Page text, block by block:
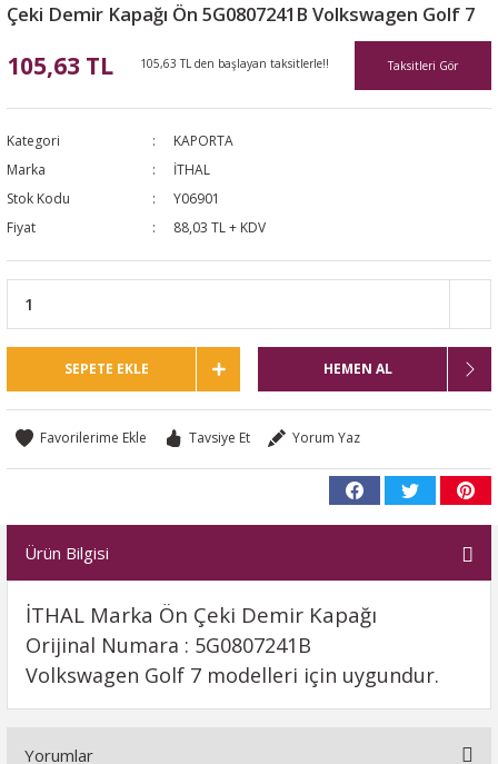
Çeki Demir Kapağı Ön 5G0807241B Volkswagen Golf 7
105,63 TL 105,63 TL den başlayan taksitlerle!! Taksitleri Gör
Kategori
KAPORTA
Marka
İTHAL
Stok Kodu
Y06901
Fiyat
88,03 TL + KDV
SEPETE EKLE HEMEN AL
Tavsiye Et Yorum Yaz
Ürün Bilgisi
İTHAL Marka Ön Çeki Demir Kapağı
Orijinal Numara : 5G0807241B
Volkswagen Golf 7 modelleri için uygundur.
Yorumlar